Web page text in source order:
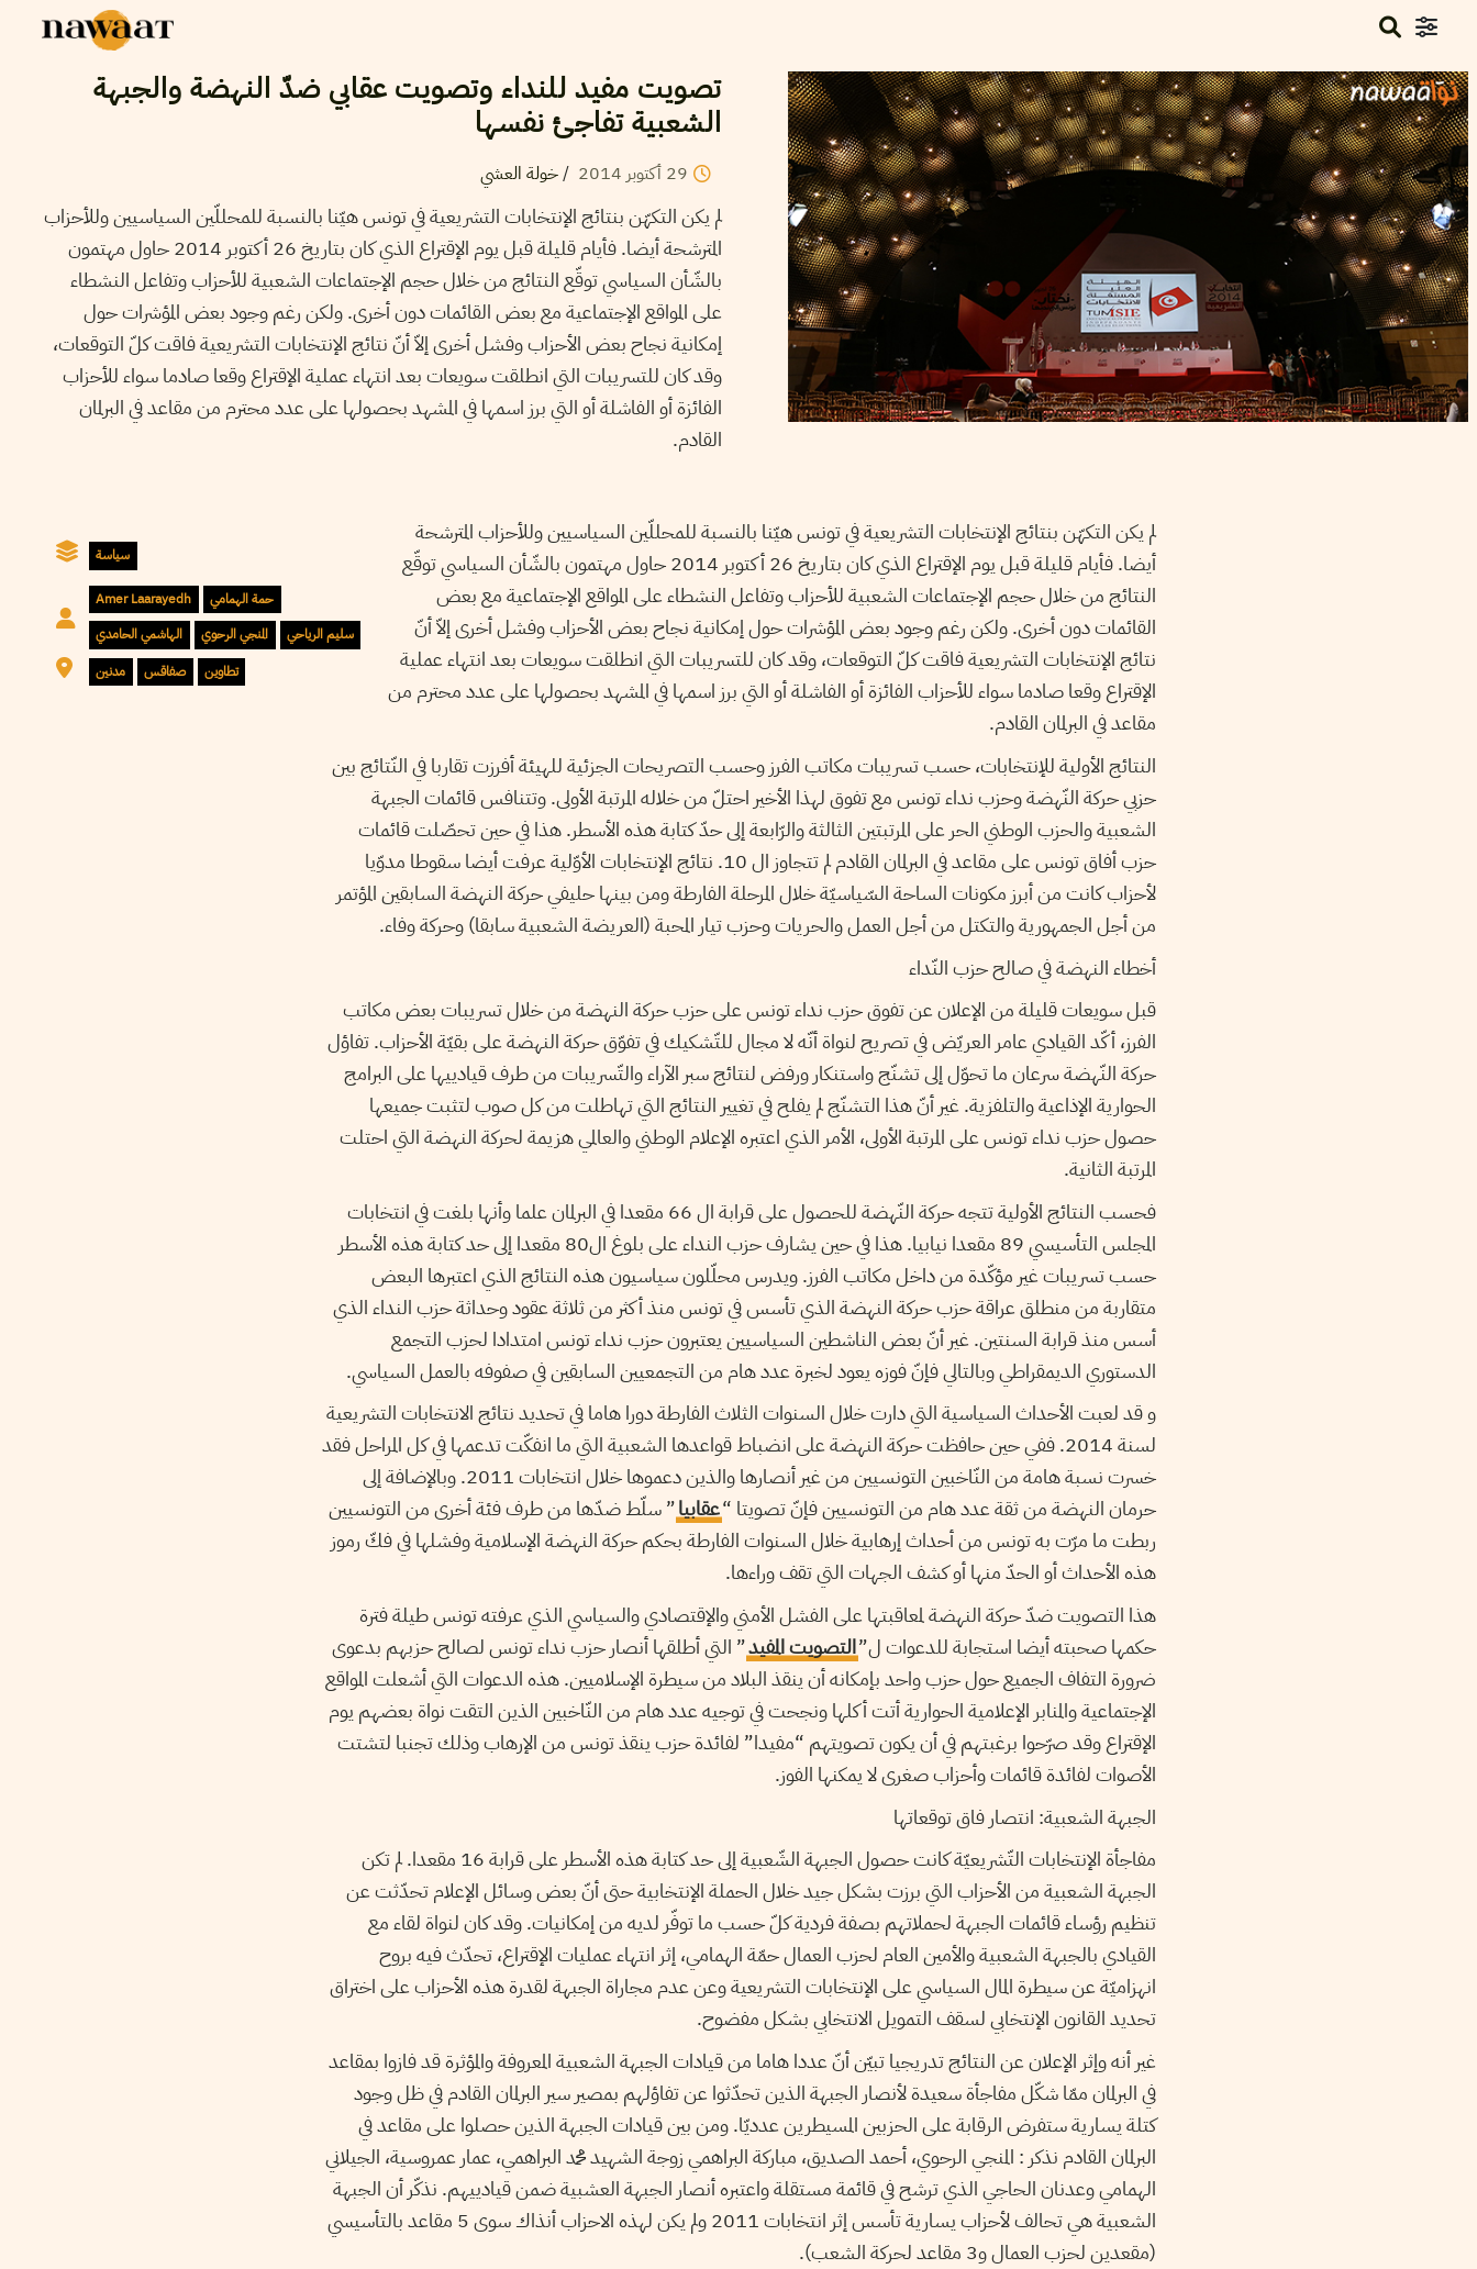
تصويت مفيد للنداء وتصويت عقابي ضدّ النهضة والجبهة
الشعبية تفاجئ نفسها
29 أكتوبر 2014
/خولة العشي
لم يكن التكهّن بنتائج الإنتخابات التشريعية في تونس هيّنا بالنسبة للمحللّين السياسيين وللأحزاب
المترشحة أيضا. فأيام قليلة قبل يوم الإقتراع الذي كان بتاريخ 26 أكتوبر 2014 حاول مهتمون
بالشّأن السياسي توقّع النتائج من خلال حجم الإجتماعات الشعبية للأحزاب وتفاعل النشطاء
على المواقع الإجتماعية مع بعض القائمات دون أخرى. ولكن رغم وجود بعض المؤشرات حول
إمكانية نجاح بعض الأحزاب وفشل أخرى إلاّ أنّ نتائج الإنتخابات التشريعية فاقت كلّ التوقعات،
وقد كان للتسريبات التي انطلقت سويعات بعد انتهاء عملية الإقتراع وقعا صادما سواء للأحزاب
الفائزة أو الفاشلة أو التي برز اسمها في المشهد بحصولها على عدد محترم من مقاعد في البرلمان
القادم.
سياسة
Amer Laarayedh
حمة الهمامي
الهاشمي الحامدي
المنجي الرحوي
سليم الرياحي
مدنين
صفاقس تطاوين
لم يكن التكهّن بنتائج الإنتخابات التشريعية في تونس هيّنا بالنسبة للمحللّين السياسيين وللأحزاب المترشحة
أيضا. فأيام قليلة قبل يوم الإقتراع الذي كان بتاريخ 26 أكتوبر 2014 حاول مهتمون بالشّأن السياسي توقّع
النتائج من خلال حجم الإجتماعات الشعبية للأحزاب وتفاعل النشطاء على المواقع الإجتماعية مع بعض
القائمات دون أخرى. ولكن رغم وجود بعض المؤشرات حول إمكانية نجاح بعض الأحزاب وفشل أخرى إلاّ أنّ
نتائج الإنتخابات التشريعية فاقت كلّ التوقعات، وقد كان للتسريبات التي انطلقت سويعات بعد انتهاء عملية
الإقتراع وقعا صادما سواء للأحزاب الفائزة أو الفاشلة أو التي برز اسمها في المشهد بحصولها على عدد محترم من
مقاعد في البرلمان القادم.
النتائج الأولية للإنتخابات، حسب تسريبات مكاتب الفرز وحسب التصريحات الجزئية للهيئة أفرزت تقاربا في النّتائج بين
حزبي حركة النّهضة وحزب نداء تونس مع تفوق لهذا الأخير احتلّ من خلاله المرتبة الأولى. وتتنافس قائمات الجبهة
الشعبية والحزب الوطني الحر على المرتبتين الثالثة والرّابعة إلى حدّ كتابة هذه الأسطر. هذا في حين تحصّلت قائمات
حزب أفاق تونس على مقاعد في البرلمان القادم لم تتجاوز ال 10. نتائج الإنتخابات الأوّلية عرفت أيضا سقوطا مدوّيا
لأحزاب كانت من أبرز مكونات الساحة السّياسيّة خلال المرحلة الفارطة ومن بينها حليفي حركة النهضة السابقين المؤتمر
من أجل الجمهورية والتكتل من أجل العمل والحريات وحزب تيار المحبة (العريضة الشعبية سابقا) وحركة وفاء.
أخطاء النهضة في صالح حزب النّداء
قبل سويعات قليلة من الإعلان عن تفوق حزب نداء تونس على حزب حركة النهضة من خلال تسريبات بعض مكاتب
الفرز، أكّد القيادي عامر العريّض في تصريح لنواة أنّه لا مجال للتّشكيك في تفوّق حركة النهضة على بقيّة الأحزاب. تفاؤل
حركة النّهضة سرعان ما تحوّل إلى تشنّج واستنكار ورفض لنتائج سبر الآراء والتّسريبات من طرف قيادييها على البرامج
الحوارية الإذاعية والتلفزية. غير أنّ هذا التشنّج لم يفلح في تغيير النتائج التي تهاطلت من كل صوب لتثبت جميعها
حصول حزب نداء تونس على المرتبة الأولى، الأمر الذي اعتبره الإعلام الوطني والعالمي هزيمة لحركة النهضة التي احتلت
المرتبة الثانية.
فحسب النتائج الأولية تتجه حركة النّهضة للحصول على قرابة ال 66 مقعدا في البرلمان علما وأنها بلغت في انتخابات
المجلس التأسيسي 89 مقعدا نيابيا. هذا في حين يشارف حزب النداء على بلوغ ال80 مقعدا إلى حد كتابة هذه الأسطر
حسب تسريبات غير مؤكّدة من داخل مكاتب الفرز. ويدرس محلّلون سياسيون هذه النتائج الذي اعتبرها البعض
متقاربة من منطلق عراقة حزب حركة النهضة الذي تأسس في تونس منذ أكثر من ثلاثة عقود وحداثة حزب النداء الذي
أسس منذ قرابة السنتين. غير أنّ بعض الناشطين السياسيين يعتبرون حزب نداء تونس امتدادا لحزب التجمع
الدستوري الديمقراطي وبالتالي فإنّ فوزه يعود لخبرة عدد هام من التجمعيين السابقين في صفوفه بالعمل السياسي.
و قد لعبت الأحداث السياسية التي دارت خلال السنوات الثلاث الفارطة دورا هاما في تحديد نتائج الانتخابات التشريعية
لسنة 2014. ففي حين حافظت حركة النهضة على انضباط قواعدها الشعبية التي ما انفكّت تدعمها في كل المراحل فقد
خسرت نسبة هامة من النّاخبين التونسيين من غير أنصارها والذين دعموها خلال انتخابات 2011. وبالإضافة إلى
حرمان النهضة من ثقة عدد هام من التونسيين فإنّ تصويتا “عقابيا” سلّط ضدّها من طرف فئة أخرى من التونسيين
ربطت ما مرّت به تونس من أحداث إرهابية خلال السنوات الفارطة بحكم حركة النهضة الإسلامية وفشلها في فكّ رموز
هذه الأحداث أو الحدّ منها أو كشف الجهات التي تقف وراءها.
هذا التصويت ضدّ حركة النهضة لمعاقبتها على الفشل الأمني والإقتصادي والسياسي الذي عرفته تونس طيلة فترة
حكمها صحبته أيضا استجابة للدعوات ل”التصويت المفيد” التي أطلقها أنصار حزب نداء تونس لصالح حزبهم بدعوى
ضرورة التفاف الجميع حول حزب واحد بإمكانه أن ينقذ البلاد من سيطرة الإسلاميين. هذه الدعوات التي أشعلت المواقع
الإجتماعية والمنابر الإعلامية الحوارية أتت أكلها ونجحت في توجيه عدد هام من النّاخبين الذين التقت نواة بعضهم يوم
الإقتراع وقد صرّحوا برغبتهم في أن يكون تصويتهم “مفيدا” لفائدة حزب ينقذ تونس من الإرهاب وذلك تجنبا لتشتت
الأصوات لفائدة قائمات وأحزاب صغرى لا يمكنها الفوز.
الجبهة الشعبية: انتصار فاق توقعاتها
مفاجأة الإنتخابات التّشريعيّة كانت حصول الجبهة الشّعبية إلى حد كتابة هذه الأسطر على قرابة 16 مقعدا. لم تكن
الجبهة الشعبية من الأحزاب التي برزت بشكل جيد خلال الحملة الإنتخابية حتى أنّ بعض وسائل الإعلام تحدّثت عن
تنظيم رؤساء قائمات الجبهة لحملاتهم بصفة فردية كلّ حسب ما توفّر لديه من إمكانيات. وقد كان لنواة لقاء مع
القيادي بالجبهة الشعبية والأمين العام لحزب العمال حمّة الهمامي، إثر انتهاء عمليات الإقتراع، تحدّث فيه بروح
انهزاميّة عن سيطرة المال السياسي على الإنتخابات التشريعية وعن عدم مجاراة الجبهة لقدرة هذه الأحزاب على اختراق
تحديد القانون الإنتخابي لسقف التمويل الانتخابي بشكل مفضوح.
غير أنه وإثر الإعلان عن النتائج تدريجيا تبيّن أنّ عددا هاما من قيادات الجبهة الشعبية المعروفة والمؤثرة قد فازوا بمقاعد
في البرلمان ممّا شكّل مفاجأة سعيدة لأنصار الجبهة الذين تحدّثوا عن تفاؤلهم بمصير سير البرلمان القادم في ظل وجود
كتلة يسارية ستفرض الرقابة على الحزبين المسيطرين عدديّا. ومن بين قيادات الجبهة الذين حصلوا على مقاعد في
البرلمان القادم نذكر : المنجي الرحوي، أحمد الصديق، مباركة البراهمي زوجة الشهيد محمد البراهمي، عمار عمروسية، الجيلاني
الهمامي وعدنان الحاجي الذي ترشح في قائمة مستقلة واعتبره أنصار الجبهة العشبية ضمن قيادييهم. نذكّر أن الجبهة
الشعبية هي تحالف لأحزاب يسارية تأسس إثر انتخابات 2011 ولم يكن لهذه الاحزاب أنذاك سوى 5 مقاعد بالتأسيسي
(مقعدين لحزب العمال و3 مقاعد لحركة الشعب).